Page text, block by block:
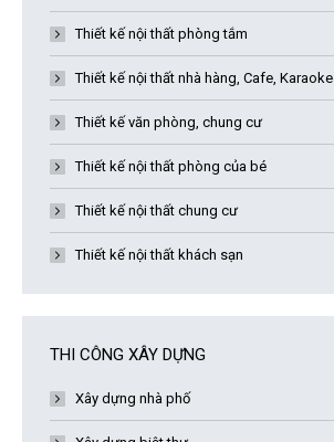
Thiết kế nội thất phòng tắm
Thiết kế nội thất nhà hàng, Cafe, Karaoke
Thiết kế văn phòng, chung cư
Thiết kế nội thất phòng của bé
Thiết kế nội thất chung cư
Thiết kế nội thất khách sạn
THI CÔNG XÂY DỰNG
Xây dựng nhà phố